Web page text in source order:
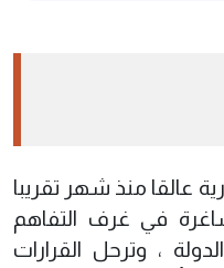
عالقا منذ شهر تقريبا
في غرف التفاهم
، وترحل القرارات